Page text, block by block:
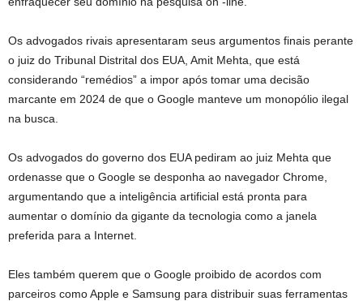
Os advogados rivais apresentaram seus argumentos finais perante
o juiz do Tribunal Distrital dos EUA, Amit Mehta, que está
considerando “remédios” a impor após tomar uma decisão
marcante em 2024 de que o Google manteve um monopólio ilegal
na busca.
Os advogados do governo dos EUA pediram ao juiz Mehta que
ordenasse que o Google se desponha ao navegador Chrome,
argumentando que a inteligência artificial está pronta para
aumentar o domínio da gigante da tecnologia como a janela
preferida para a Internet.
Eles também querem que o Google proibido de acordos com
parceiros como Apple e Samsung para distribuir suas ferramentas